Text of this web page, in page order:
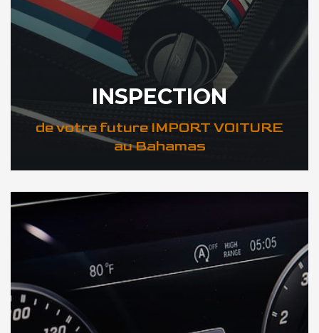
INSPECTION
de votre future IMPORT VOITURE
au Bahamas
DÉCOUVREZ VOTRE INSPECTION AUTO au Bahamas